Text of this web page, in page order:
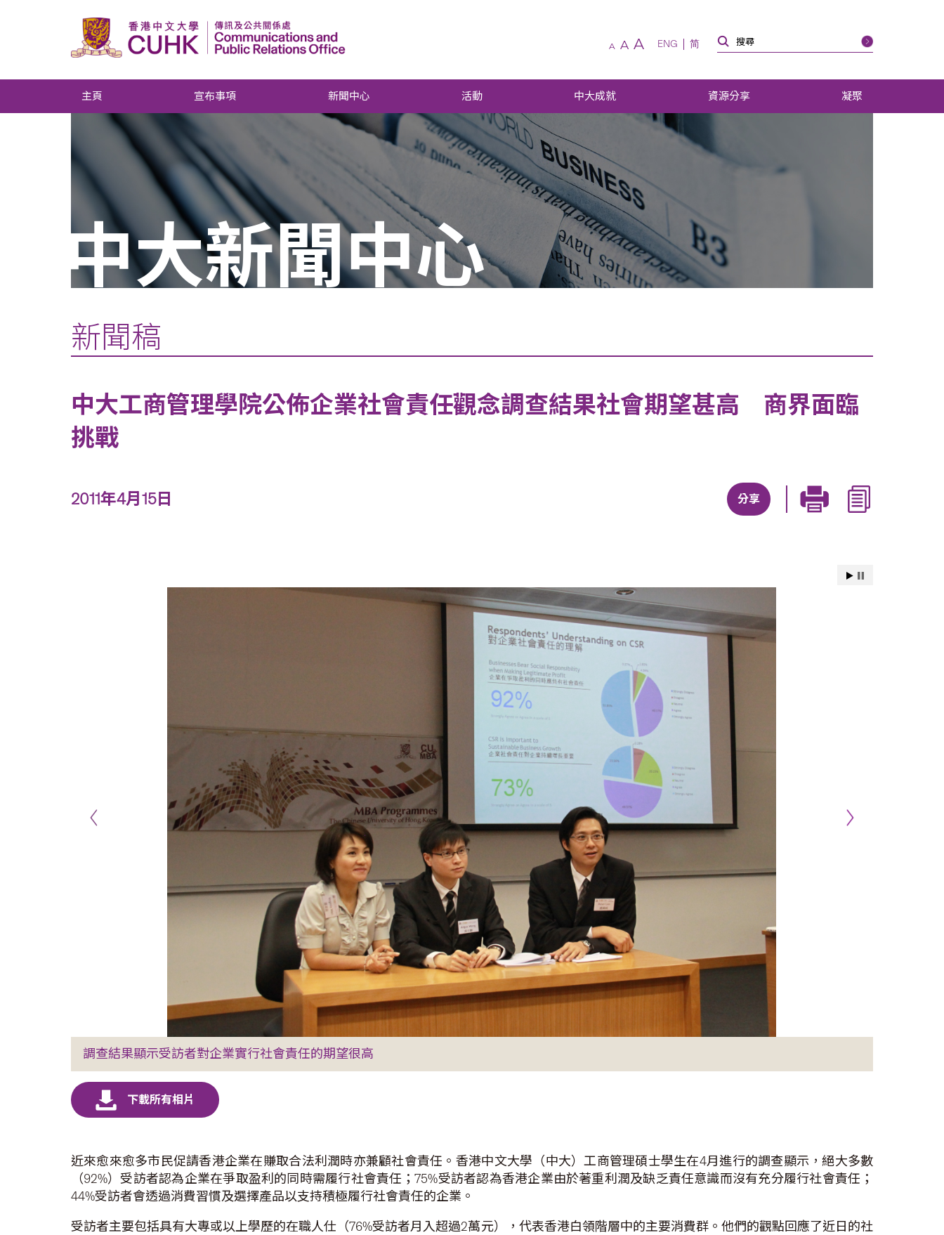
A A A ENG 简
主頁 宣布事項 新聞中心 活動 中大成就 資源分享 凝聚
中大新聞中心
新聞稿
中大工商管理學院公佈企業社會責任觀念調查結果社會期望甚高 商界面臨
挑戰
2011年4月15日 分享
調查結果顯示受訪者對企業實行社會責任的期望很高
近來愈來愈多市民促請香港企業在賺取合法利潤時亦兼顧社會責任。香港中文大學（中大）工商管理碩士學生在4月進行的調查顯示，絕大多數
（92%）受訪者認為企業在爭取盈利的同時需履行社會責任；75%受訪者認為香港企業由於著重利潤及缺乏責任意識而沒有充分履行社會責任；
44%受訪者會透過消費習慣及選擇產品以支持積極履行社會責任的企業。
受訪者主要包括具有大專或以上學歷的在職人仕（76%受訪者月入超過2萬元），代表香港白領階層中的主要消費群。他們的觀點回應了近日的社